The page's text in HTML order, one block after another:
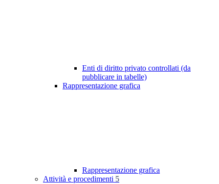
Enti di diritto privato controllati (da
pubblicare in tabelle)
Rappresentazione grafica
Rappresentazione grafica
Attività e procedimenti 5